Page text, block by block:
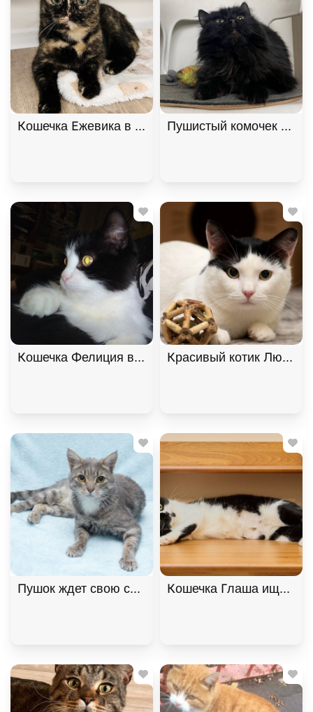
Кошечка Ежевика в добрые руки, Черепаховый,
Пушистый комочек
Кошечка Фелиция в добрые руки. В дар!,
Пушок ждет свою семью! В дар!, Серый,
Кошечка Глаша ищет